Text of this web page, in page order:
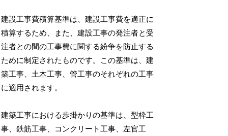
建設工事費積算基準は、建設工事費を適正に
積算するため、また、建設工事の発注者と受
注者との間の工事費に関する紛争を防止する
ために制定されたものです。この基準は、建
築工事、土木工事、管工事のそれぞれの工事
に適用されます。
建築工事における歩掛かりの基準は、型枠工
事、鉄筋工事、コンクリート工事、左官工